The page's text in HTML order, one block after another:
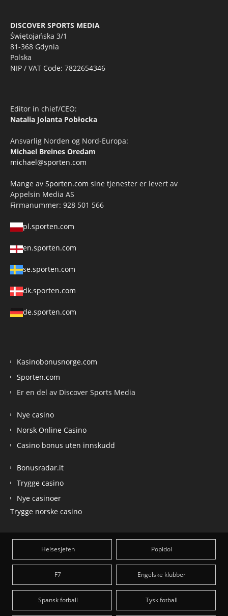
DISCOVER SPORTS MEDIA
Świętojańska 3/1
81-368 Gdynia
Polska
NIP / VAT Code: 7822654346
Editor in chief/CEO:
Natalia Jolanta Pobłocka
Ansvarlig Norden og Nord-Europa:
Michael Breines Oredam
michael@sporten.com
Mange av Sporten.com sine tjenester er levert av
Appelsin Media AS
Firmanummer: 928 501 566
pl.sporten.com
en.sporten.com
se.sporten.com
dk.sporten.com
de.sporten.com
Kasinobonusnorge.com
Sporten.com
Er en del av Discover Sports Media
Nye casino
Norsk Online Casino
Casino bonus uten innskudd
Bonusradar.it
Trygge casino
Nye casinoer
Trygge norske casino
Helsesjefen Popidol
F7 Engelske klubber
Spansk fotball Tysk fotball